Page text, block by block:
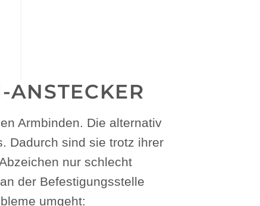
Armbinden. Die alternativ
Dadurch sind sie trotz ihrer
nur schlecht
der Befestigungsstelle
umgeht: